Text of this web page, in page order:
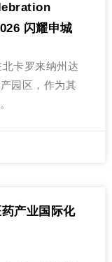
闪耀申城
卡罗来纳州达
园区，作为其
产业国际化